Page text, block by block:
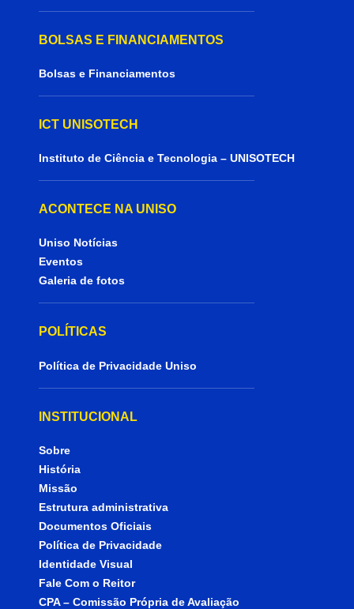
BOLSAS E FINANCIAMENTOS
Bolsas e Financiamentos
ICT UNISOTECH
Instituto de Ciência e Tecnologia – UNISOTECH
ACONTECE NA UNISO
Uniso Notícias
Eventos
Galeria de fotos
POLÍTICAS
Política de Privacidade Uniso
INSTITUCIONAL
Sobre
História
Missão
Estrutura administrativa
Documentos Oficiais
Política de Privacidade
Identidade Visual
Fale Com o Reitor
CPA – Comissão Própria de Avaliação